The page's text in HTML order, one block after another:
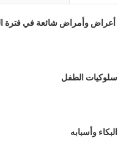
أعراض وأمراض شائعة في فترة
سلوكيات الطفل
البكاء وأسبابه